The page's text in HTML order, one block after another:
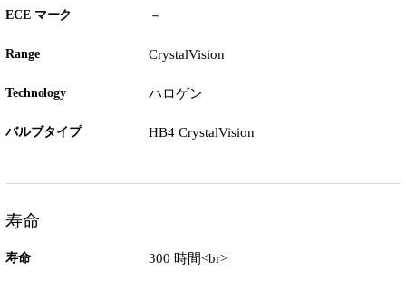
ECE マーク －
Range CrystalVision
Technology ハロゲン
バルブタイプ HB4 CrystalVision
寿命
寿命 300 時間<br>